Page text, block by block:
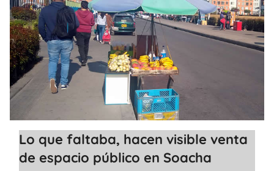
Lo que faltaba, hacen visible venta
de espacio público en Soacha